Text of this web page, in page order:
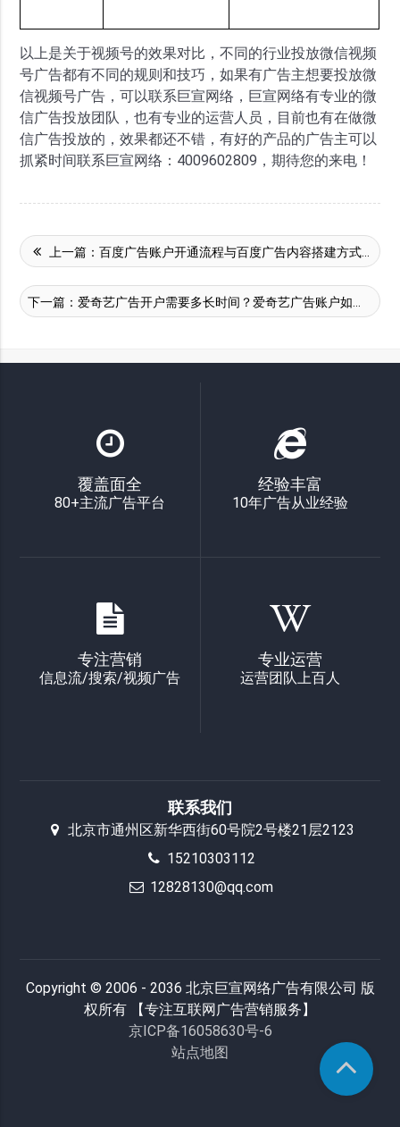
以上是关于视频号的效果对比，不同的行业投放微信视频
号广告都有不同的规则和技巧，如果有广告主想要投放微
信视频号广告，可以联系巨宣网络，巨宣网络有专业的微
信广告投放团队，也有专业的运营人员，目前也有在做微
信广告投放的，效果都还不错，有好的产品的广告主可以
抓紧时间联系巨宣网络：4009602809，期待您的来电！
上一篇：百度广告账户开通流程与百度广告内容搭建方式介绍！
下一篇：爱奇艺广告开户需要多长时间？爱奇艺广告账户如何运营？
覆盖面全
80+主流广告平台
经验丰富
10年广告从业经验
专注营销
信息流/搜索/视频广告
专业运营
运营团队上百人
联系我们
北京市通州区新华西街60号院2号楼21层2123
15210303112
12828130@qq.com
Copyright © 2006 - 2036 北京巨宣网络广告有限公司 版
权所有 【专注互联网广告营销服务】
京ICP备16058630号-6
站点地图